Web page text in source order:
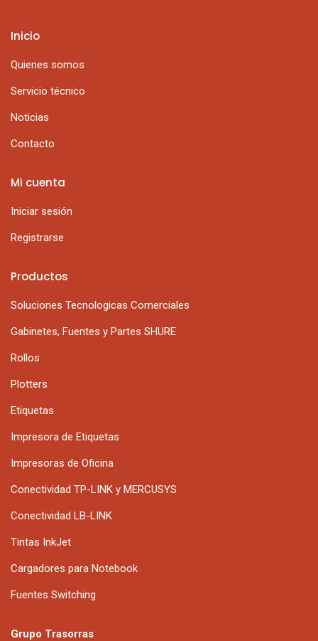
Grupo Trasorras
Inicio
Quienes somos
Servicio técnico
Noticias
Contacto
Productos
Soluciones Tecnologicas Comerciales
Gabinetes, Fuentes y Partes SHURE
Rollos
Plotters
Etiquetas
Impresora de Etiquetas
Impresoras de Oficina
Conectividad TP-LINK y MERCUSYS
Conectividad LB-LINK
Tintas InkJet
Cargadores para Notebook
Fuentes Switching
Mi cuenta
Iniciar sesión
Registrarse